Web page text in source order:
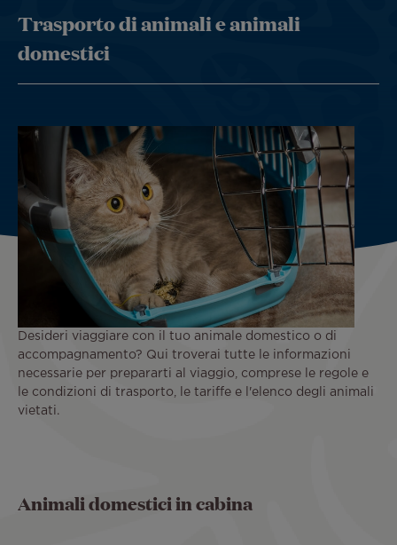
Trasporto di animali e animali
domestici
Desideri viaggiare con il tuo animale domestico o di
accompagnamento? Qui troverai tutte le informazioni
necessarie per prepararti al viaggio, comprese le regole e
le condizioni di trasporto, le tariffe e l'elenco degli animali
vietati.
Animali domestici in cabina